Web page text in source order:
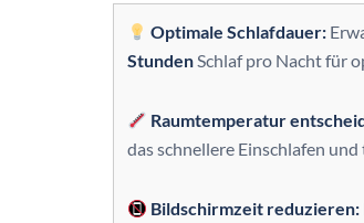
Optimale Schlafdauer:
StundenSchlaf pro Nacht für
Raumtemperatur
das schnellere Einschlafen
Bildschirmzeit reduzieren: